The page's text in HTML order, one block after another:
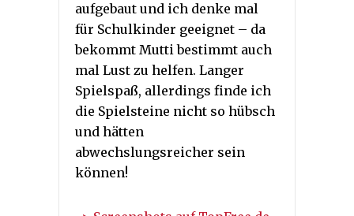
aufgebaut und ich denke mal
für Schulkinder geeignet – da
bekommt Mutti bestimmt auch
mal Lust zu helfen. Langer
Spielspaß, allerdings finde ich
die Spielsteine nicht so hübsch
und hätten
abwechslungsreicher sein
können!